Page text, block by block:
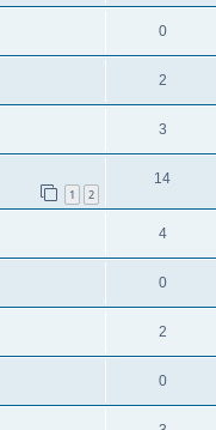
0
2
3
1 2
14
4
0
2
0